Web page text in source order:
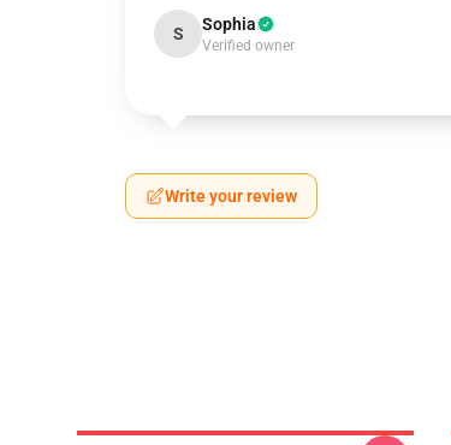
S Sophia
Verified owner
Write your review